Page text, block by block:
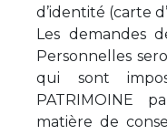
d’identité (carte
Les demandes
Personnelles
qui sont
PATRIMOINE
matière de